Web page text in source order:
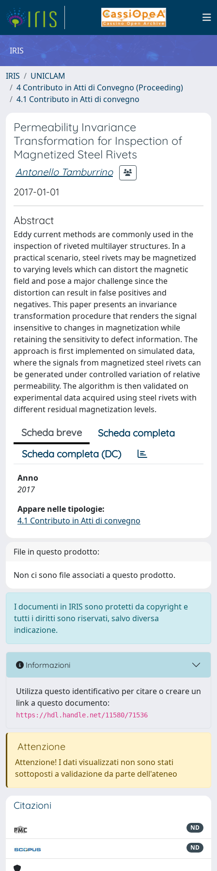
IRIS
IRIS
UNICLAM
4 Contributo in Atti di Convegno (Proceeding)
4.1 Contributo in Atti di convegno
Permeability Invariance
Transformation for Inspection of
Magnetized Steel Rivets
Antonello Tamburrino
2017-01-01
Abstract
Eddy current methods are commonly used in the
inspection of riveted multilayer structures. In a
practical scenario, steel rivets may be magnetized
to varying levels which can distort the magnetic
field and pose a major challenge since the
distortion can result in false positives and
negatives. This paper presents an invariance
transformation procedure that renders the signal
insensitive to changes in magnetization while
retaining the sensitivity to defect information. The
approach is first implemented on simulated data,
where the signals from magnetized steel rivets can
be generated under controlled variation of relative
permeability. The algorithm is then validated on
experimental data acquired using steel rivets with
different residual magnetization levels.
Scheda breve
Scheda completa
Scheda completa (DC)
Anno
2017
Appare nelle tipologie:
4.1 Contributo in Atti di convegno
File in questo prodotto:
Non ci sono file associati a questo prodotto.
I documenti in IRIS sono protetti da copyright e
tutti i diritti sono riservati, salvo diversa
indicazione.
Informazioni
Utilizza questo identificativo per citare o creare un
link a questo documento:
https://hdl.handle.net/11580/71536
Attenzione
Attenzione! I dati visualizzati non sono stati
sottoposti a validazione da parte dell'ateneo
Citazioni
ND
ND